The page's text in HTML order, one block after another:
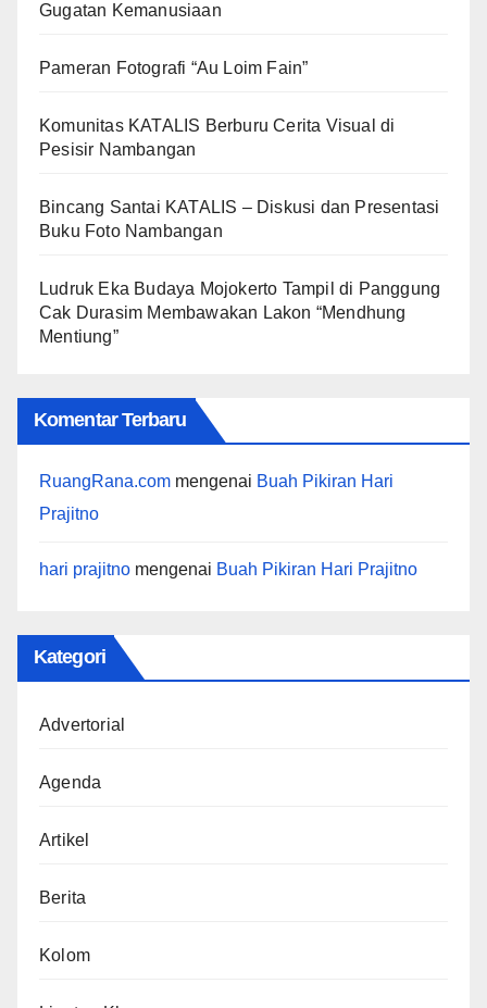
Gugatan Kemanusiaan
Pameran Fotografi “Au Loim Fain”
Komunitas KATALIS Berburu Cerita Visual di
Pesisir Nambangan
Bincang Santai KATALIS – Diskusi dan Presentasi
Buku Foto Nambangan
Ludruk Eka Budaya Mojokerto Tampil di Panggung
Cak Durasim Membawakan Lakon “Mendhung
Mentiung”
Komentar Terbaru
RuangRana.com mengenai Buah Pikiran Hari
Prajitno
hari prajitno mengenai Buah Pikiran Hari Prajitno
Kategori
Advertorial
Agenda
Artikel
Berita
Kolom